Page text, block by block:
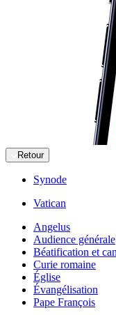
Retour
Synode
Vatican
Angelus
Audience générale
Béatification et
Curie romaine
Église
Évangélisation
Pape François